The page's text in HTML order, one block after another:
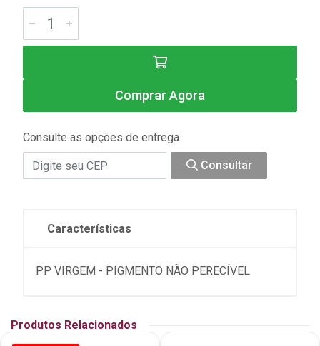
Comprar Agora
Consulte as opções de entrega
Consultar
Características
PP VIRGEM - PIGMENTO NÃO PERECÍVEL
Produtos Relacionados